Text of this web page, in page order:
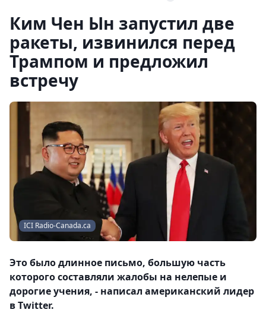
Ким Чен Ын запустил две
ракеты, извинился перед
Трампом и предложил
встречу
ICI Radio-Canada.ca
Это было длинное письмо, большую часть
которого составляли жалобы на нелепые и
дорогие учения, - написал американский лидер
в Twitter.